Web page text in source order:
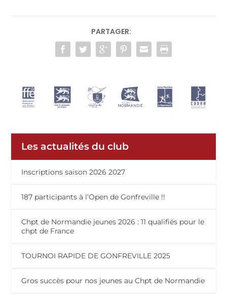
PARTAGER:
Les actualités du club
Inscriptions saison 2026 2027
187 participants à l’Open de Gonfreville !!
Chpt de Normandie jeunes 2026 : 11 qualifiés pour le
chpt de France
TOURNOI RAPIDE DE GONFREVILLE 2025
Gros succès pour nos jeunes au Chpt de Normandie